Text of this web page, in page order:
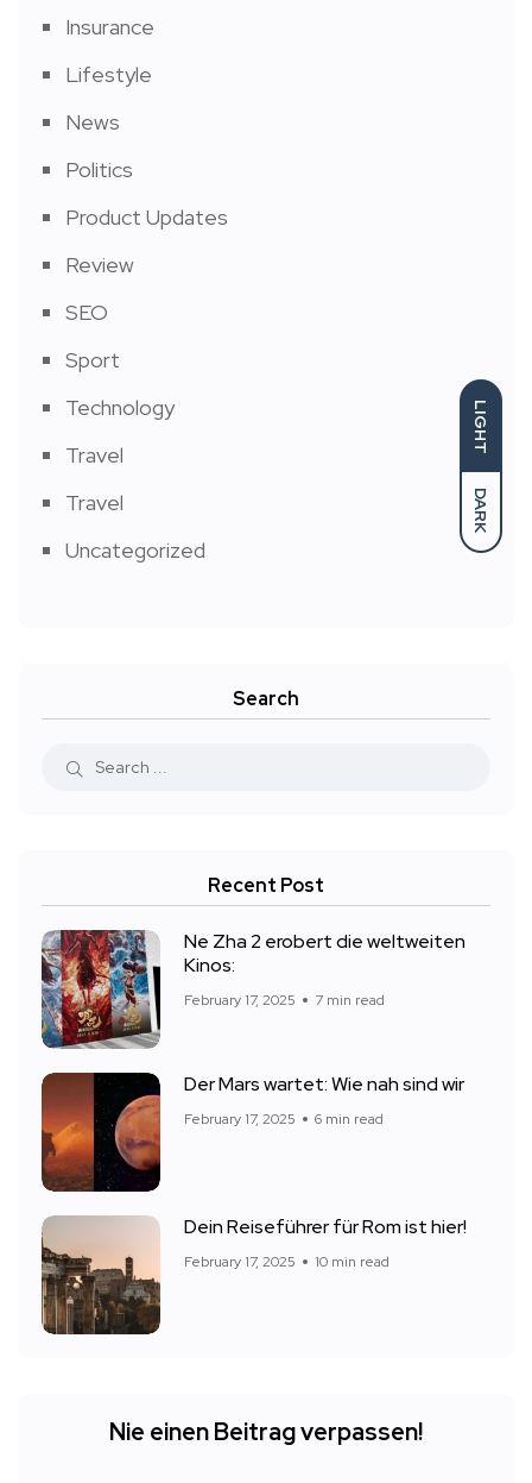
LIGHT
DARK
Insurance
Lifestyle
News
Politics
Product Updates
Review
SEO
Sport
Technology
Travel
Travel
Uncategorized
Search
Recent Post
Ne Zha 2 erobert die weltweiten
Kinos:
February 17, 2025 7 min read
Der Mars wartet: Wie nah sind wir
February 17, 2025 6 min read
Dein Reiseführer für Rom ist hier!
February 17, 2025 10 min read
Nie einen Beitrag verpassen!